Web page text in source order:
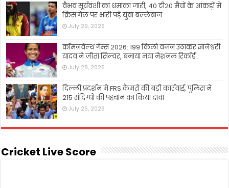
वैभव सूर्यवंशी का धमाका जारी, 40 टी20 मैचों के आंकड़ों में
क्रिस गेल पर भारी पड़े युवा बल्लेबाज
July 29, 2026
कॉमनवेल्थ गेम्स 2026: 199 किलो वजन उठाकर ज्ञानेश्वरी
यादव ने जीता सिल्वर, बनाया नया नेशनल रिकॉर्ड
July 28, 2026
दिल्ली प्रदर्शन में FRS कैमरों की बड़ी कार्रवाई, पुलिस ने
215 संदिग्धों की पहचान का किया दावा
July 25, 2026
Cricket Live Score